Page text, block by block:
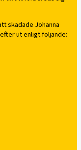
skadade Johanna
ut enligt följande: